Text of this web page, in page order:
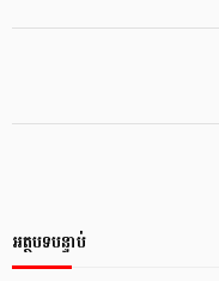
អត្ថបទបន្ទាប់